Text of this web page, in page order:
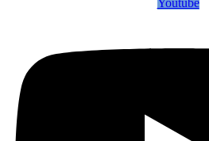
Youtube